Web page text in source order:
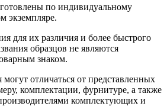
по индивидуальному
экземпляре.
для их различия и более быстрого
образцов не являются
знаком.
отличаться от представленных
комплектации, фурнитуре, а также
комплектующих и